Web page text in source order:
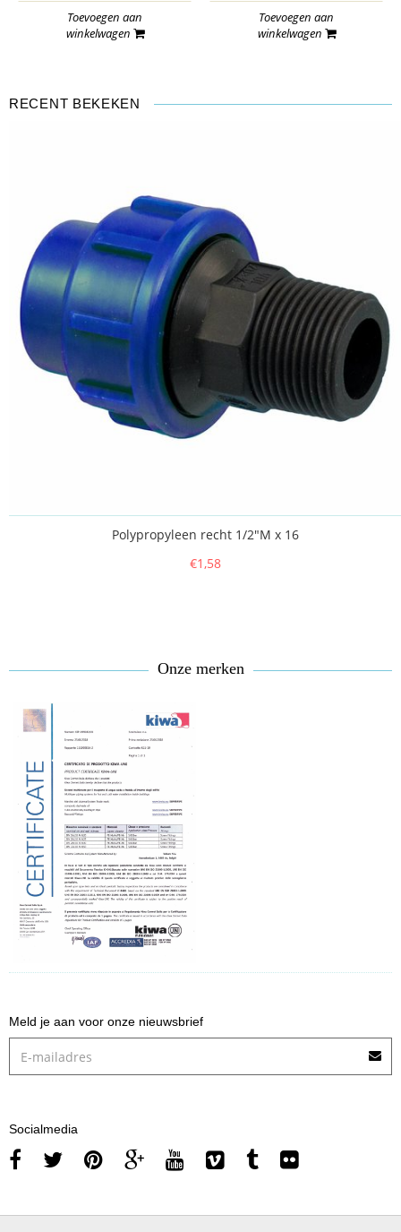
Toevoegen aan
winkelwagen
Toevoegen aan
winkelwagen
RECENT BEKEKEN
Polypropyleen recht 1/2"M x 16
€1,58
Onze merken
Meld je aan voor onze nieuwsbrief
Socialmedia